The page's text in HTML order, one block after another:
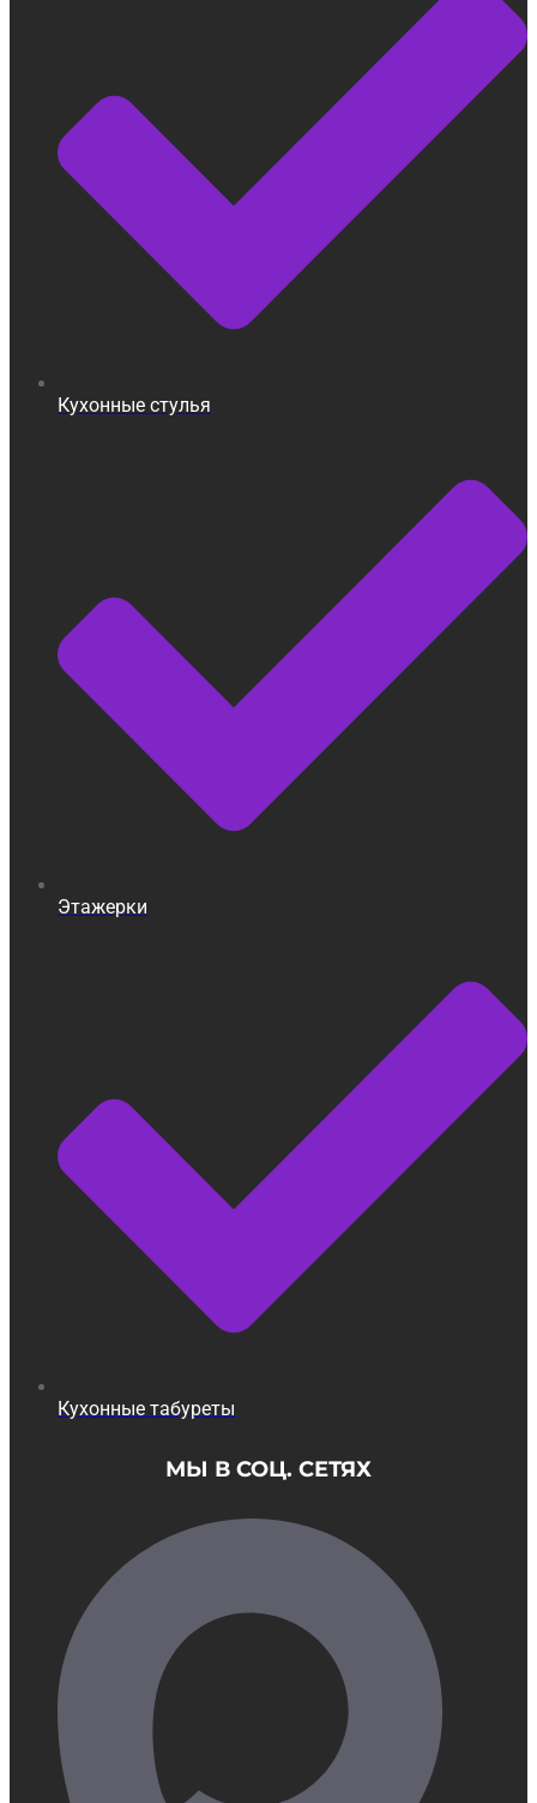
Кухонные стулья
Этажерки
Кухонные табуреты
МЫ В СОЦ. СЕТЯХ